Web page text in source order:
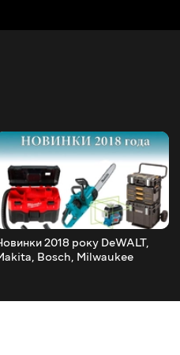
2018 року DeWALT,
Bosch, Milwaukee